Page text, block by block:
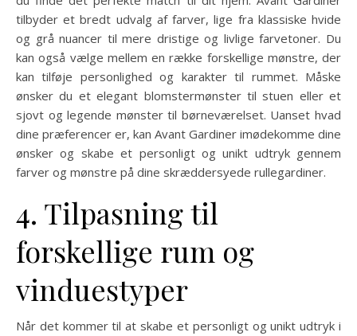
tilbyder et bredt udvalg af farver, lige fra klassiske hvide
og grå nuancer til mere dristige og livlige farvetoner. Du
kan også vælge mellem en række forskellige mønstre, der
kan tilføje personlighed og karakter til rummet. Måske
ønsker du et elegant blomstermønster til stuen eller et
sjovt og legende mønster til børneværelset. Uanset hvad
dine præferencer er, kan Avant Gardiner imødekomme dine
ønsker og skabe et personligt og unikt udtryk gennem
farver og mønstre på dine skræddersyede rullegardiner.
4. Tilpasning til
forskellige rum og
vinduestyper
Når det kommer til at skabe et personligt og unikt udtryk i